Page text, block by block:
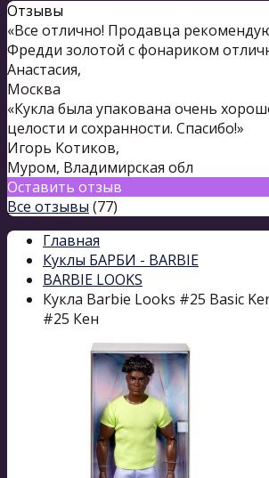
Отзывы
«Все отлично! Продавца
Фредди золотой с фонариком
Анастасия,
Москва
«Кукла была упакована очень
целости и сохранности. Спасибо!»
Игорь Котиков,
Муром, Владимирская обл
Оставить отзыв
Все отзывы (77)
Главная
Куклы БАРБИ - BARBIE
BARBIE LOOKS
Кукла Barbie Looks #25 Basic
#25 Кен